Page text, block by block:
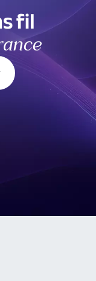
fil